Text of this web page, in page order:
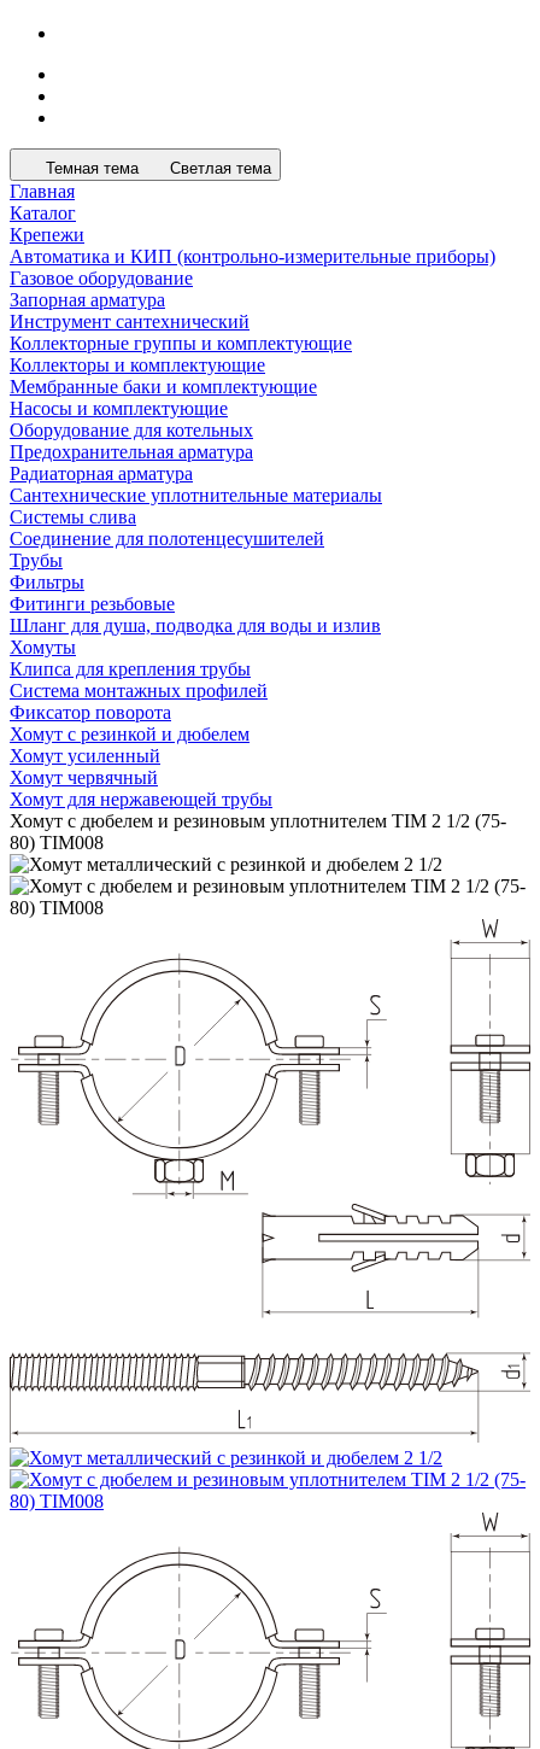
Темная тема Светлая тема
Главная
Каталог
Крепежи
Автоматика и КИП (контрольно-измерительные приборы)
Газовое оборудование
Запорная арматура
Инструмент сантехнический
Коллекторные группы и комплектующие
Коллекторы и комплектующие
Мембранные баки и комплектующие
Насосы и комплектующие
Оборудование для котельных
Предохранительная арматура
Радиаторная арматура
Сантехнические уплотнительные материалы
Системы слива
Соединение для полотенцесушителей
Трубы
Фильтры
Фитинги резьбовые
Шланг для душа, подводка для воды и излив
Хомуты
Клипса для крепления трубы
Система монтажных профилей
Фиксатор поворота
Хомут с резинкой и дюбелем
Хомут усиленный
Хомут червячный
Хомут для нержавеющей трубы
Хомут с дюбелем и резиновым уплотнителем TIM 2 1/2 (75-
80) TIM008